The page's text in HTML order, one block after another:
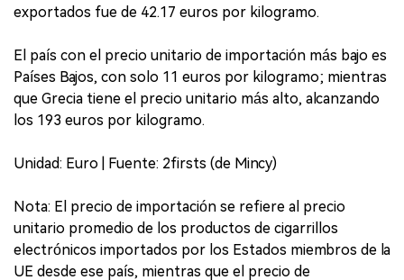
exportados fue de 42.17 euros por kilogramo.
El país con el precio unitario de importación más bajo es
Países Bajos, con solo 11 euros por kilogramo; mientras
que Grecia tiene el precio unitario más alto, alcanzando
los 193 euros por kilogramo.
Unidad: Euro | Fuente: 2firsts (de Mincy)
Nota: El precio de importación se refiere al precio
unitario promedio de los productos de cigarrillos
electrónicos importados por los Estados miembros de la
UE desde ese país, mientras que el precio de